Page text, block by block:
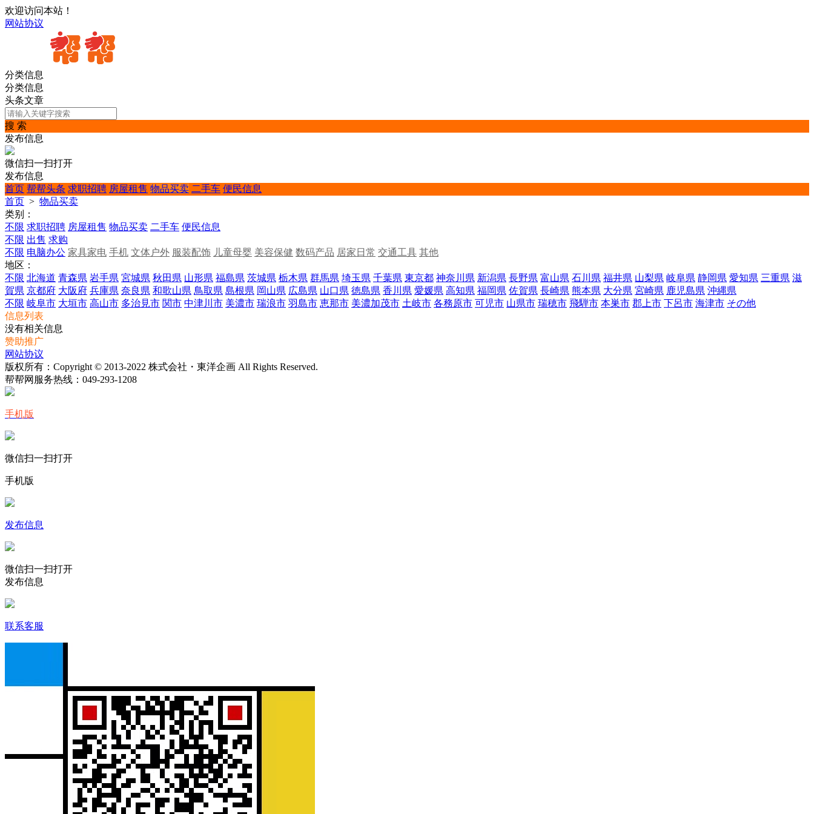
欢迎访问本站！
网站协议
分类信息
分类信息
头条文章
搜 索
发布信息
微信扫一扫打开
发布信息
首页 帮帮头条 求职招聘 房屋租售 物品买卖 二手车 便民信息
首页 > 物品买卖
类别：
不限 求职招聘 房屋租售 物品买卖 二手车 便民信息
不限 出售 求购
不限 电脑办公 家具家电 手机 文体户外 服装配饰 儿童母婴 美容保健 数码产品 居家日常 交通工具 其他
地区：
不限 北海道 青森県 岩手県 宮城県 秋田県 山形県 福島県 茨城県 栃木県 群馬県 埼玉県 千葉県 東京都 神奈川県 新潟県 長野県 富山県 石川県 福井県 山梨県 岐阜県 静岡県 愛知県 三重県 滋
賀県 京都府 大阪府 兵庫県 奈良県 和歌山県 鳥取県 島根県 岡山県 広島県 山口県 徳島県 香川県 愛媛県 高知県 福岡県 佐賀県 長崎県 熊本県 大分県 宮崎県 鹿児島県 沖縄県
不限 岐阜市 大垣市 高山市 多治見市 関市 中津川市 美濃市 瑞浪市 羽島市 恵那市 美濃加茂市 土岐市 各務原市 可児市 山県市 瑞穂市 飛騨市 本巣市 郡上市 下呂市 海津市 その他
信息列表
没有相关信息
赞助推广
网站协议
版权所有：Copyright © 2013-2022 株式会社・東洋企画 All Rights Reserved.
帮帮网服务热线： 049-293-1208
手机版
微信扫一扫打开
手机版
发布信息
微信扫一扫打开
发布信息
联系客服